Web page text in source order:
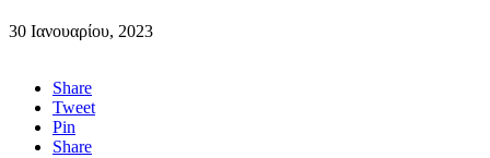
30 Ιανουαρίου, 2023
Share
Tweet
Pin
Share